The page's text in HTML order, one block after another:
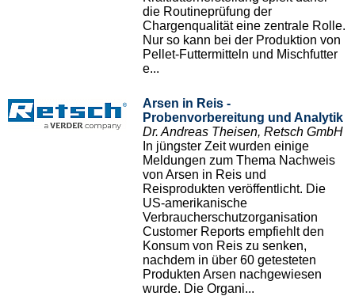
die Routineprüfung der
Chargenqualität eine zentrale Rolle.
Nur so kann bei der Produktion von
Pellet-Futtermitteln und Mischfutter
e...
Arsen in Reis -
Probenvorbereitung und Analytik
Dr. Andreas Theisen, Retsch GmbH
In jüngster Zeit wurden einige
Meldungen zum Thema Nachweis
von Arsen in Reis und
Reisprodukten veröffentlicht. Die
US-amerikanische
Verbraucherschutzorganisation
Customer Reports empfiehlt den
Konsum von Reis zu senken,
nachdem in über 60 getesteten
Produkten Arsen nachgewiesen
wurde. Die Organi...